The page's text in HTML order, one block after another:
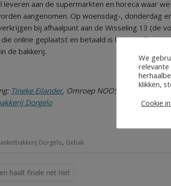
leveren aan de supermarkten en horeca waar
aangenomen. Op woensdag-, donderdag
bij afhaalpunt aan de Wisseling 13 (de
online geplaatst en betaald is komen afhalen
de bakkerij.
Tineke Eilander, Omroep NOOS
Dorgelo
Dorgelo, Gebak
haalt finale net niet
We
klikken,
Cookie